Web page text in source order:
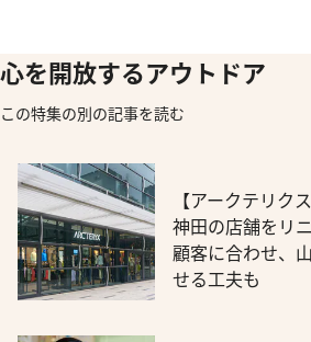
心を開放するアウトドア
この特集の別の記事を読む
【アークテリク
神田の店舗をリ
顧客に合わせ、
せる工夫も